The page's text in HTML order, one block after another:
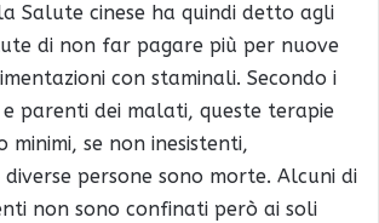
Salute cinese ha quindi detto agli
di non far pagare più per nuove
con staminali. Secondo i
e parenti dei malati, queste terapie
se non inesistenti,
persone sono morte. Alcuni di
non sono confinati però ai soli